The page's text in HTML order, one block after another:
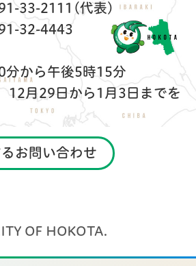
33-2111(代表)
32-4443
分から午後5時15分
12月29日から1月3日までを
お問い合わせ
OF HOKOTA.